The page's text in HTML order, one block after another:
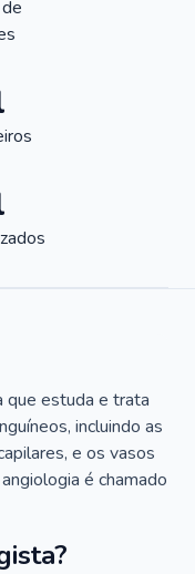
que estuda e trata
incluindo as
e os vasos
é chamado